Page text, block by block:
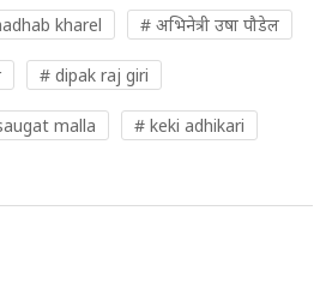
kharel # अभिनेत्री उषा पौडेल
# dipak raj giri
malla # keki adhikari